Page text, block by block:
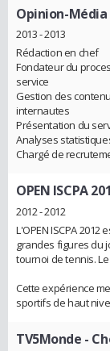
Opinion-Média
2013 - 2013
Rédaction en chef
Fondateur du
service
Gestion des
internautes
Présentation du
Analyses
Chargé de
OPEN ISCPA
2012 - 2012
L'OPEN ISCPA
grandes figures du
tournoi de tennis.
Cette expérience
sportifs de haut
TV5Monde -